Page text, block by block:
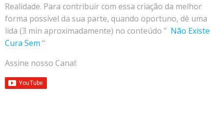
Realidade. Para contribuir com essa criação da melhor
forma possível da sua parte, quando oportuno, dê uma
lida (3 min aproximadamente) no conteúdo ” Não Existe
Cura Sem “
Assine nosso Canal: